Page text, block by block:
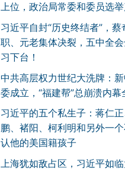
上位，政治局常委和委员选
习近平自封“历史终结者”，蔡
职、元老集体决裂，五中全
习下台！
中共高层权力世纪大洗牌：
委成立，“福建帮”总崩溃内幕
习近平的五个私生子：蒋仁
鹏、褚阳、柯利明和另外一
认他的美国籍孩子
上海犹如敌占区，习近平如临